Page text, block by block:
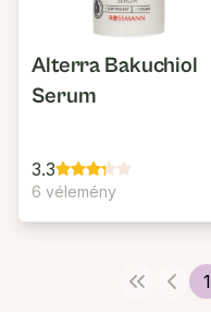
Alterra Bakuchiol
Serum
3.3
6 vélemény
1